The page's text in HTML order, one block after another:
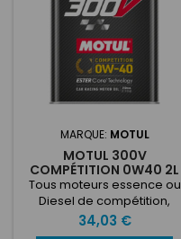
MARQUE: MOTUL
MOTUL 300V
COMPÉTITION 0W40 2L
Tous moteurs essence ou
Diesel de compétition,
atmosphériques,
turbocompressés ou
Prix
34,03 €